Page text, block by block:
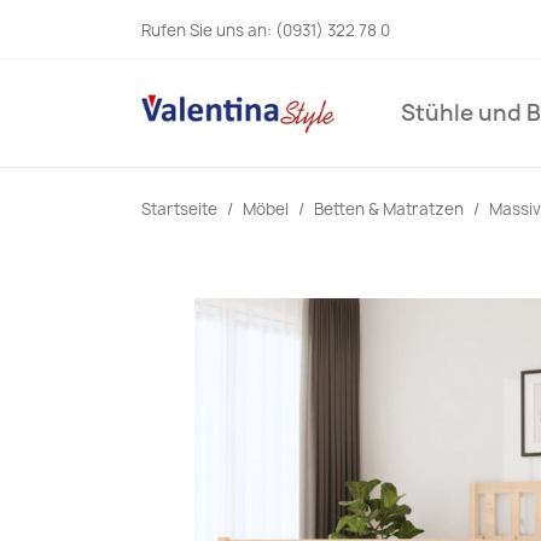
Rufen Sie uns an: (0931) 322 78 0
Stühle und
Startseite Möbel Betten & Matratzen